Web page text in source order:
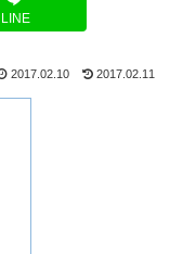
LINE
2017.02.10 2017.02.11